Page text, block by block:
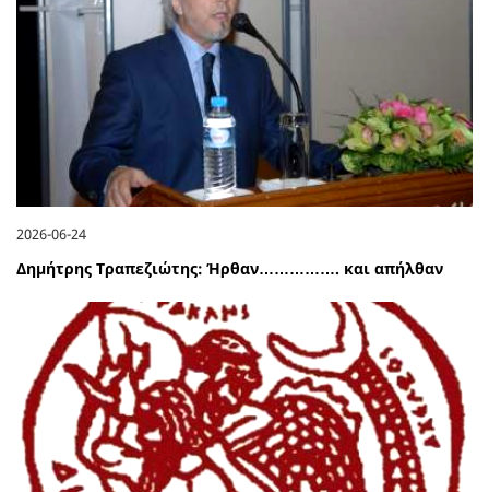
2026-06-24
Δημήτρης Τραπεζιώτης: Ήρθαν……………. και απήλθαν